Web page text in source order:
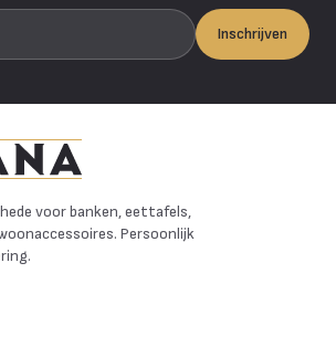
Inschrijven
voor banken, eettafels,
Persoonlijk